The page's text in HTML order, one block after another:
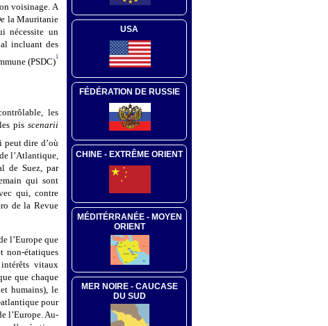
voisinage. A
la Mauritanie
nécessite un
incluant des
(PSDC)1
les
pis scenarii
peut dire d’où
l’Atlantique,
de Suez, par
qui sont
qui, contre
de la Revue
l’Europe que
non-étatiques
vitaux
que chaque
humains), le
pour
l’Europe. Au-
USA
FÉDÉRATION DE RUSSIE
CHINE - EXTRÊME ORIENT
MÉDITÉRRANÉE - MOYEN
ORIENT
MER NOIRE - CAUCASE
DU SUD